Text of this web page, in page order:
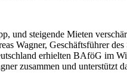
und steigende Mieten
Wagner, Geschäftsführer
erhielten BAföG im
zusammen und